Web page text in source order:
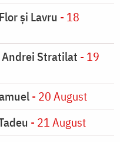
şi Lavru - 18
Stratilat - 19
- 20 August
- 21 August